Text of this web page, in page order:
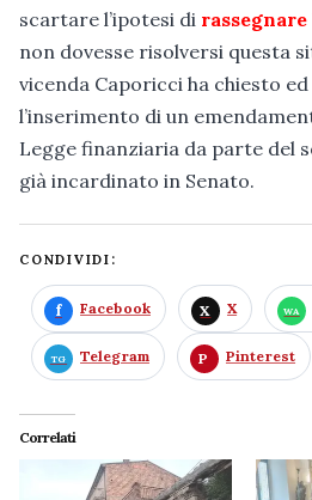
scartare l’ipotesi di
non dovesse risolversi questa
vicenda Caporicci ha chiesto
l’inserimento di un
Legge finanziaria da parte del
già incardinato in Senato.
CONDIVIDI:
Facebook X
Telegram Pinterest
Correlati